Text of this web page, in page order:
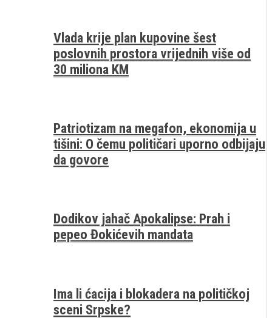
Vlada krije plan kupovine šest
poslovnih prostora vrijednih više od
30 miliona KM
Patriotizam na megafon, ekonomija u
tišini: O čemu političari uporno odbijaju
da govore
Dodikov jahač Apokalipse: Prah i
pepeo Đokićevih mandata
Ima li ćacija i blokadera na političkoj
sceni Srpske?